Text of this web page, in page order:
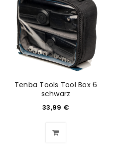
Tenba Tools Tool Box 6
schwarz
33,99 €